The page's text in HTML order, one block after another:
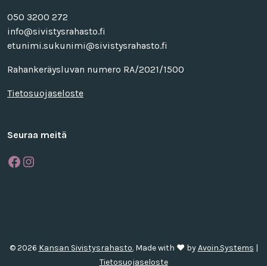
050 3200 272
info@sivistysrahasto.fi
etunimi.sukunimi@sivistysrahasto.fi
Rahankeräysluvan numero RA/2021/1500
Tietosuojaseloste
Seuraa meitä
Facebook
Instagram
© 2026 Kansan Sivistysrahasto. Made with ❤ byAvoin.Systems |
Tietosuojaseloste